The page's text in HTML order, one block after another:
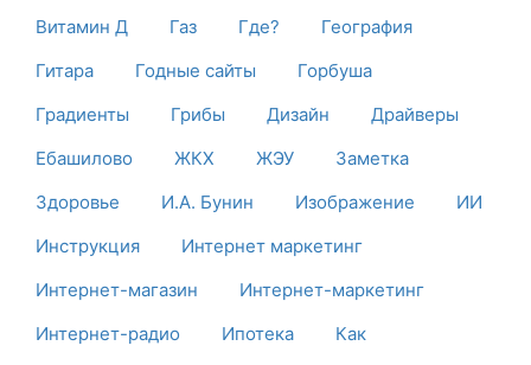
Витамин Д
Газ Где?
География
Гитара
Годные сайты
Горбуша
Градиенты
Грибы Дизайн
Драйверы
Ебашилово
ЖКХ ЖЭУ
Заметка
Здоровье
И.А. Бунин Изображение
ИИ
Инструкция
Интернет маркетинг
Интернет-магазин
Интернет-маркетинг
Интернет-радио
Ипотека
Как